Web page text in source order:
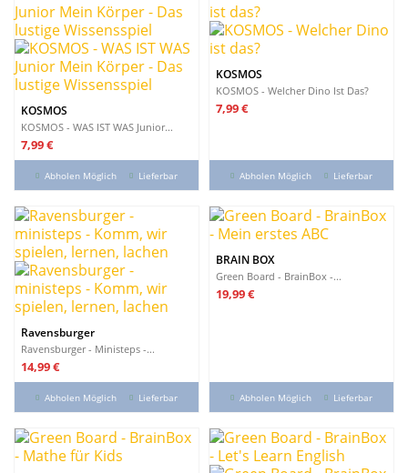
KOSMOS
KOSMOS - WAS IST WAS Junior...
Preis
7,99 €
Abholen Möglich Lieferbar
KOSMOS
KOSMOS - Welcher Dino Ist Das?
Preis
7,99 €
Abholen Möglich Lieferbar
Ravensburger
Ravensburger - Ministeps -...
Preis
14,99 €
Abholen Möglich Lieferbar
BRAIN BOX
Green Board - BrainBox -...
Preis
19,99 €
Abholen Möglich Lieferbar